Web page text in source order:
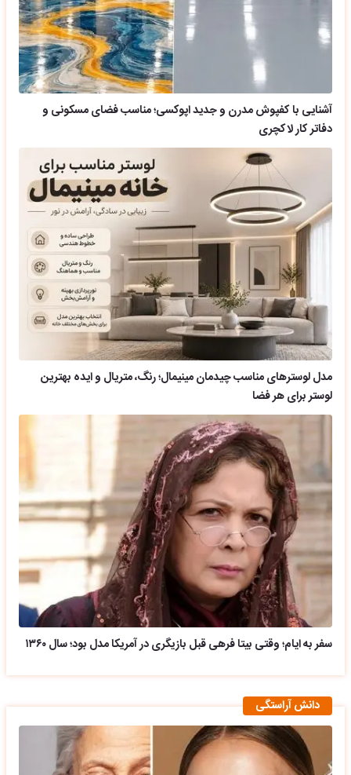
آشنایی با کفپوش مدرن و جدید اپوکسی؛ مناسب فضای مسکونی و
دفاتر کار لاکچری
مدل لوسترهای مناسب چیدمان مینیمال؛ رنگ، متریال و ایده بهترین
لوستر برای هر فضا
سفر به ایام؛ وقتی بیتا فرهی قبل بازیگری در آمریکا مدل بود؛ سال ۱۳۶۰
دانش آراستگی